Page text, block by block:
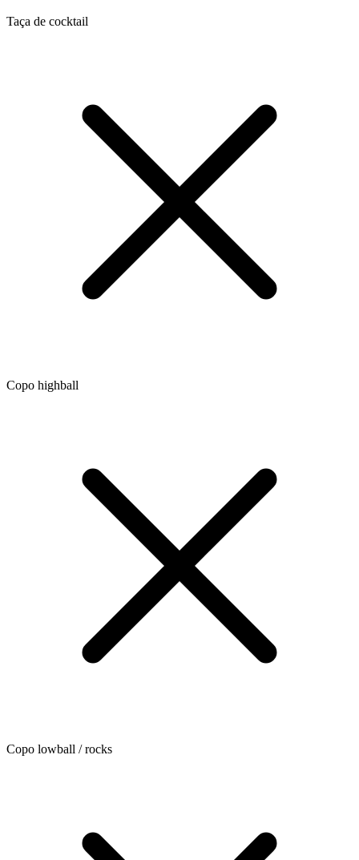
Taça de cocktail
Copo highball
Copo lowball / rocks